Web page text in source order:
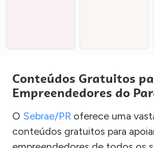
Conteúdos Gratuitos
Empreendedores do
O Sebrae/PR oferece uma
conteúdos gratuitos para